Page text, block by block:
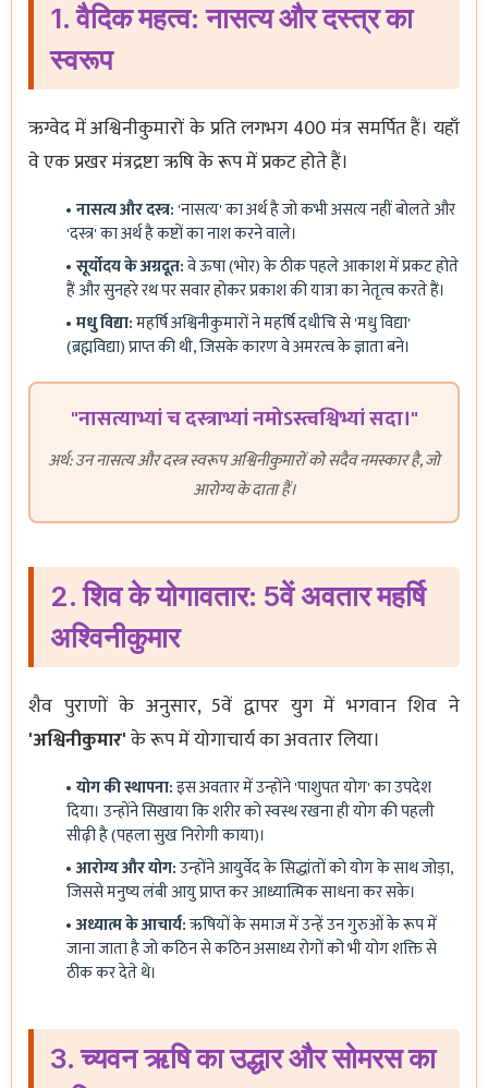
1. वैदिक महत्व: नासत्य और दस्त्र का
स्वरूप
ऋग्वेद में अश्विनीकुमारों के प्रति लगभग 400 मंत्र समर्पित हैं। यहाँ
वे एक प्रखर मंत्रद्रष्टा ऋषि के रूप में प्रकट होते हैं।
नासत्य और दस्त्र: 'नासत्य' का अर्थ है जो कभी असत्य नहीं बोलते और
'दस्त्र' का अर्थ है कष्टों का नाश करने वाले।
सूर्योदय के अग्रदूत:वे ऊषा (भोर) के ठीक पहले आकाश में प्रकट होते
हैं और सुनहरे रथ पर सवार होकर प्रकाश की यात्रा का नेतृत्व करते हैं।
मधु विद्या:महर्षि अश्विनीकुमारों ने महर्षि दधीचि से 'मधु विद्या'
(ब्रह्मविद्या) प्राप्त की थी, जिसके कारण वे अमरत्व के ज्ञाता बने।
"नासत्याभ्यां च दस्त्राभ्यां नमोऽस्त्वश्विभ्यां सदा।"
अर्थ: उन नासत्य और दस्त्र स्वरूप अश्विनीकुमारों को सदैव नमस्कार है, जो
आरोग्य के दाता हैं।
2. शिव के योगावतार: 5वें अवतार महर्षि
अश्विनीकुमार
शैव पुराणों के अनुसार, 5वें द्वापर युग में भगवान शिव ने
'अश्विनीकुमार'के रूप में योगाचार्य का अवतार लिया।
योग की स्थापना:इस अवतार में उन्होंने 'पाशुपत योग' का उपदेश
दिया। उन्होंने सिखाया कि शरीर को स्वस्थ रखना ही योग की पहली
सीढ़ी है (पहला सुख निरोगी काया)।
आरोग्य और योग:उन्होंने आयुर्वेद के सिद्धांतों को योग के साथ जोड़ा,
जिससे मनुष्य लंबी आयु प्राप्त कर आध्यात्मिक साधना कर सके।
अध्यात्म के आचार्य:ऋषियों के समाज में उन्हें उन गुरुओं के रूप में
जाना जाता है जो कठिन से कठिन असाध्य रोगों को भी योग शक्ति से
ठीक कर देते थे।
3. च्यवन ऋषि का उद्धार और सोमरस का